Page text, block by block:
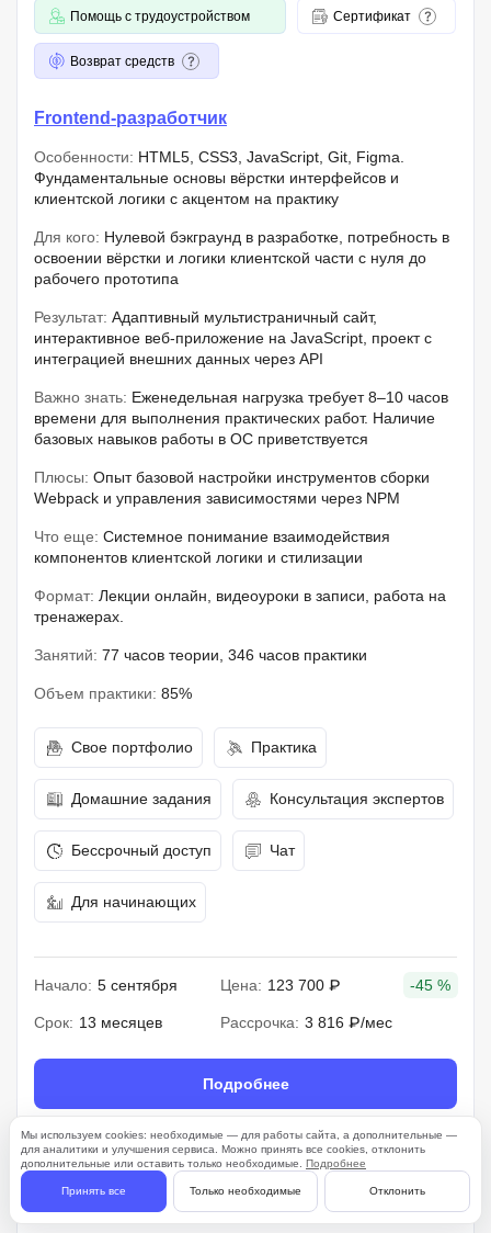
Помощь с трудоустройством Сертификат
Возврат средств
Frontend-разработчик
Особенности: HTML5, CSS3, JavaScript, Git, Figma.
Фундаментальные основы вёрстки интерфейсов и
клиентской логики с акцентом на практику
Для кого: Нулевой бэкграунд в разработке, потребность в
освоении вёрстки и логики клиентской части с нуля до
рабочего прототипа
Результат: Адаптивный мультистраничный сайт,
интерактивное веб-приложение на JavaScript, проект с
интеграцией внешних данных через API
Важно знать: Еженедельная нагрузка требует 8–10 часов
времени для выполнения практических работ. Наличие
базовых навыков работы в ОС приветствуется
Плюсы: Опыт базовой настройки инструментов сборки
Webpack и управления зависимостями через NPM
Что еще: Системное понимание взаимодействия
компонентов клиентской логики и стилизации
Формат: Лекции онлайн, видеоуроки в записи, работа на
тренажерах.
Занятий: 77 часов теории, 346 часов практики
Объем практики: 85%
Свое портфолио Практика
Домашние задания Консультация экспертов
Бессрочный доступ Чат
Для начинающих
Начало: 5 сентября Цена: 123 700 ₽ -45 %
Срок: 13 месяцев Рассрочка: 3 816 ₽/мес
Подробнее
4.7
261 отзыв
Мы используем cookies: необходимые — для работы сайта, а дополнительные —
для аналитики и улучшения сервиса. Можно принять все cookies, отклонить
дополнительные или оставить только необходимые. Подробнее
Принять все Только необходимые Отклонить